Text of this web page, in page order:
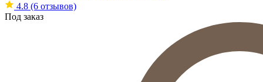
4.8 (6 отзывов)
Под заказ